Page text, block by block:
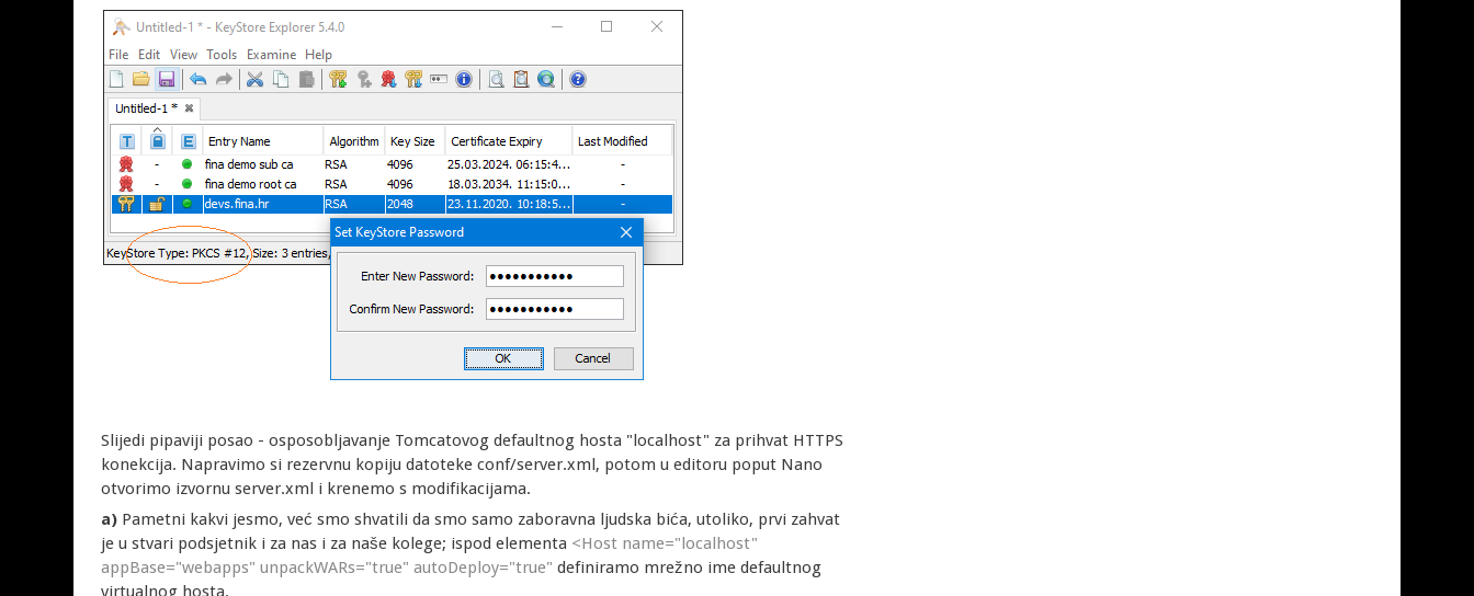
Slijedi pipaviji posao - osposobljavanje Tomcatovog defaultnog hosta "localhost" za prihvat HTTPS
konekcija. Napravimo si rezervnu kopiju datoteke conf/server.xml, potom u editoru poput Nano
otvorimo izvornu server.xml i krenemo s modifikacijama.
a) Pametni kakvi jesmo, već smo shvatili da smo samo zaboravna ljudska bića, utoliko, prvi zahvat
je u stvari podsjetnik i za nas i za naše kolege; ispod elementa <Host name="localhost"
appBase="webapps" unpackWARs="true" autoDeploy="true" definiramo mrežno ime defaultnog
virtualnog hosta.